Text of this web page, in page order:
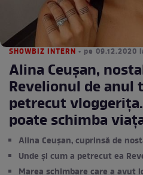
SHOWBIZ INTERN • pe 09.12.2020
Alina Ceușan,
Revelionul de anul
petrecut
poate schimba
Alina Ceușan, cuprinsă de
Unde și cum a petrecut ea